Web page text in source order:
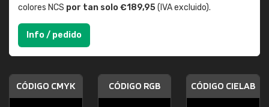
colores NCS por tan solo €189,95(IVA excluido).
Info / pedido
CÓDIGO CMYK CÓDIGO RGB CÓDIGO CIELAB